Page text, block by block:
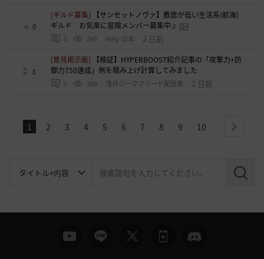
0
[ギルド募集]
【サンセットノヴァ】敷居が低い生活系(航海)
ギルド お気楽に冒険メンバー募集中♫
0 345 Iroly-日本 2 日前
3
[意見掲示板]
【検証】HYPERBOOST紹介記事の「攻撃力+防
御力750達成」例を積み上げ計算してみました
0 288 浅井ジークフリード配信者 2 日前
1 2 3 4 5 6 7 8 9 10 next
検